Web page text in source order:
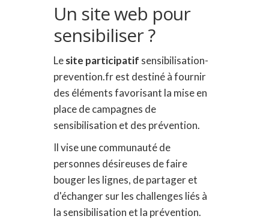
Un site web pour
sensibiliser ?
Lesite participatif sensibilisation-
prevention.fr est destiné à fournir
des éléments favorisant la mise en
place de campagnes de
sensibilisation et des prévention.
Il vise une communauté de
personnes désireuses de faire
bouger les lignes, de partager et
d'échanger sur les challenges liés à
la sensibilisation et la prévention.